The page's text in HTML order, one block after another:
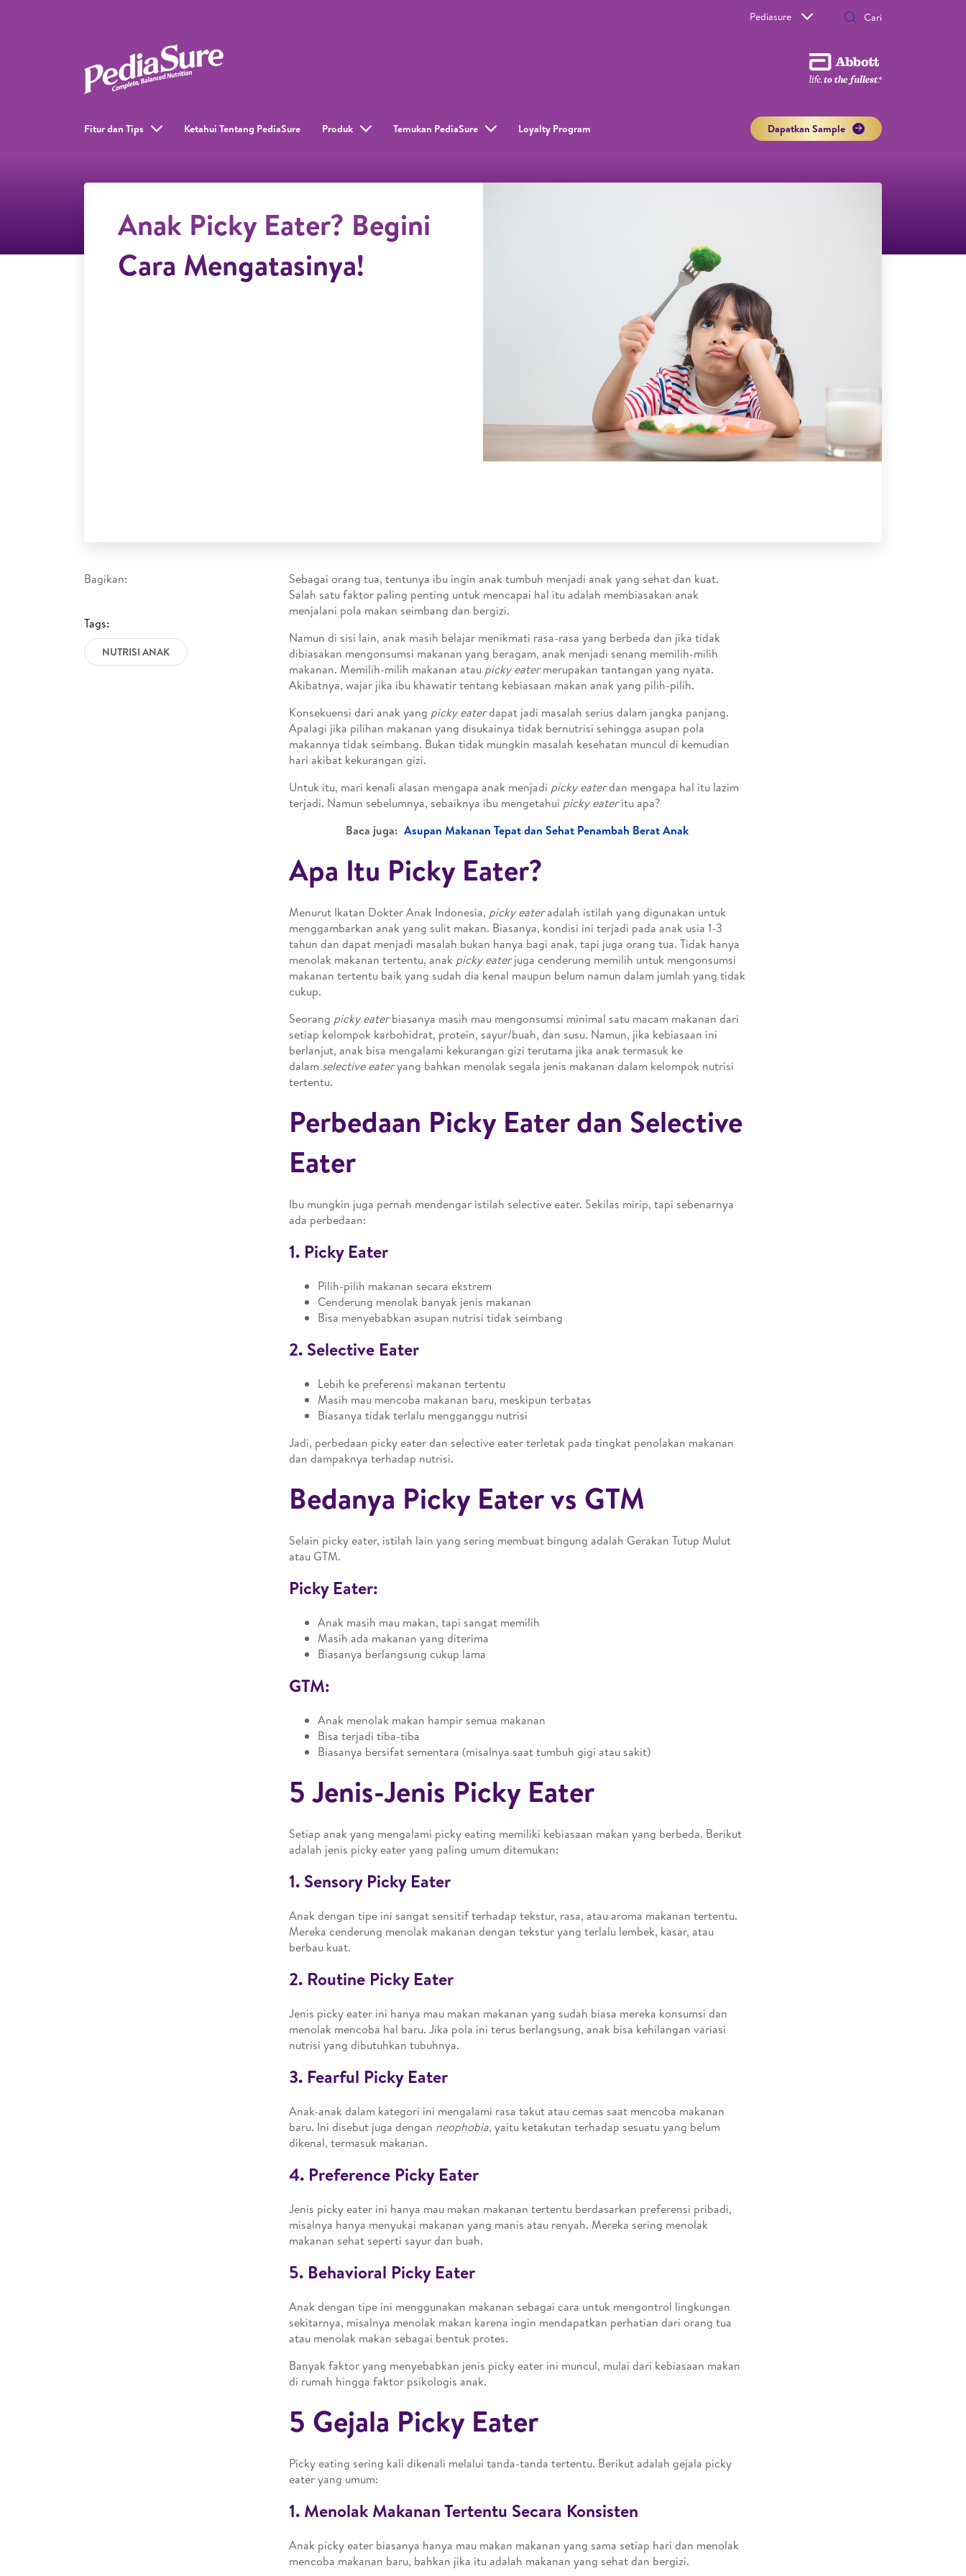
Pediasure
Fitur dan Tips Ketahui Tentang PediaSure Produk Temukan PediaSure Loyalty Program​ Dapatkan Sample
Anak Picky Eater? Begini
Cara Mengatasinya!
Bagikan:
Tags:
NUTRISI ANAK
Sebagai orang tua, tentunya ibu ingin anak tumbuh menjadi anak yang sehat dan kuat.
Salah satu faktor paling penting untuk mencapai hal itu adalah membiasakan anak
menjalani pola makan seimbang dan bergizi.
Namun di sisi lain, anak masih belajar menikmati rasa-rasa yang berbeda dan jika tidak
dibiasakan mengonsumsi makanan yang beragam, anak menjadi senang memilih-milih
makanan. Memilih-milih makanan atau picky eatermerupakan tantangan yang nyata.
Akibatnya, wajar jika ibu khawatir tentang kebiasaan makan anak yang pilih-pilih.
Konsekuensi dari anak yang picky eaterdapat jadi masalah serius dalam jangka panjang.
Apalagi jika pilihan makanan yang disukainya tidak bernutrisi sehingga asupan pola
makannya tidak seimbang. Bukan tidak mungkin masalah kesehatan muncul di kemudian
hari akibat kekurangan gizi.
Untuk itu, mari kenali alasan mengapa anak menjadi picky eaterdan mengapa hal itu lazim
terjadi. Namun sebelumnya, sebaiknya ibu mengetahui picky eateritu apa?
Baca juga: Asupan Makanan Tepat dan Sehat Penambah Berat Anak
Apa Itu Picky Eater?
Menurut Ikatan Dokter Anak Indonesia, picky eateradalah istilah yang digunakan untuk
menggambarkan anak yang sulit makan. Biasanya, kondisi ini terjadi pada anak usia 1-3
tahun dan dapat menjadi masalah bukan hanya bagi anak, tapi juga orang tua. Tidak hanya
menolak makanan tertentu, anak picky eaterjuga cenderung memilih untuk mengonsumsi
makanan tertentu baik yang sudah dia kenal maupun belum namun dalam jumlah yang tidak
cukup.
Seorang picky eaterbiasanya masih mau mengonsumsi minimal satu macam makanan dari
setiap kelompok karbohidrat, protein, sayur/buah, dan susu. Namun, jika kebiasaan ini
berlanjut, anak bisa mengalami kekurangan gizi terutama jika anak termasuk ke
dalam selective eateryang bahkan menolak segala jenis makanan dalam kelompok nutrisi
tertentu.
Perbedaan Picky Eater dan Selective
Eater
Ibu mungkin juga pernah mendengar istilah selective eater. Sekilas mirip, tapi sebenarnya
ada perbedaan:
1. Picky Eater
Pilih-pilih makanan secara ekstrem
Cenderung menolak banyak jenis makanan
Bisa menyebabkan asupan nutrisi tidak seimbang
2. Selective Eater
Lebih ke preferensi makanan tertentu
Masih mau mencoba makanan baru, meskipun terbatas
Biasanya tidak terlalu mengganggu nutrisi
Jadi, perbedaan picky eater dan selective eater terletak pada tingkat penolakan makanan
dan dampaknya terhadap nutrisi.
Bedanya Picky Eater vs GTM
Selain picky eater, istilah lain yang sering membuat bingung adalah Gerakan Tutup Mulut
atau GTM.
Picky Eater:
Anak masih mau makan, tapi sangat memilih
Masih ada makanan yang diterima
Biasanya berlangsung cukup lama
GTM:
Anak menolak makan hampir semua makanan
Bisa terjadi tiba-tiba
Biasanya bersifat sementara (misalnya saat tumbuh gigi atau sakit)
5 Jenis-Jenis Picky Eater
Setiap anak yang mengalami picky eating memiliki kebiasaan makan yang berbeda. Berikut
adalah jenis picky eater yang paling umum ditemukan:
1. Sensory Picky Eater
Anak dengan tipe ini sangat sensitif terhadap tekstur, rasa, atau aroma makanan tertentu.
Mereka cenderung menolak makanan dengan tekstur yang terlalu lembek, kasar, atau
berbau kuat.
2. Routine Picky Eater
Jenis picky eater ini hanya mau makan makanan yang sudah biasa mereka konsumsi dan
menolak mencoba hal baru. Jika pola ini terus berlangsung, anak bisa kehilangan variasi
nutrisi yang dibutuhkan tubuhnya.
3. Fearful Picky Eater
Anak-anak dalam kategori ini mengalami rasa takut atau cemas saat mencoba makanan
baru. Ini disebut juga dengan neophobia, yaitu ketakutan terhadap sesuatu yang belum
dikenal, termasuk makanan.
4. Preference Picky Eater
Jenis picky eater ini hanya mau makan makanan tertentu berdasarkan preferensi pribadi,
misalnya hanya menyukai makanan yang manis atau renyah. Mereka sering menolak
makanan sehat seperti sayur dan buah.
5. Behavioral Picky Eater
Anak dengan tipe ini menggunakan makanan sebagai cara untuk mengontrol lingkungan
sekitarnya, misalnya menolak makan karena ingin mendapatkan perhatian dari orang tua
atau menolak makan sebagai bentuk protes.
Banyak faktor yang menyebabkan jenis picky eater ini muncul, mulai dari kebiasaan makan
di rumah hingga faktor psikologis anak.
5 Gejala Picky Eater
Picky eating sering kali dikenali melalui tanda-tanda tertentu. Berikut adalah gejala picky
eater yang umum:
1. Menolak Makanan Tertentu Secara Konsisten
Anak picky eater biasanya hanya mau makan makanan yang sama setiap hari dan menolak
mencoba makanan baru, bahkan jika itu adalah makanan yang sehat dan bergizi.